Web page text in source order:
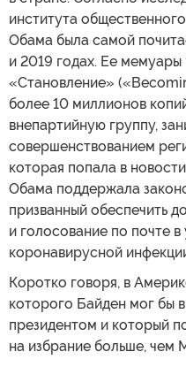
института
Обама была самой
и 2019 годах. Ее мемуары
«Становление»
более 10 миллионов
внепартийную группу,
совершенствованием
которая попала в
Обама поддержала
призванный обеспечить
и голосование по почте
коронавирусной
Коротко говоря, в
которого Байден мог бы
президентом и который
на избрание больше, чем